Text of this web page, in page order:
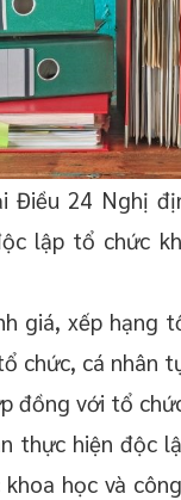
Điều 24 Nghị
lập tổ chức
giá, xếp hạng
chức, cá nhân
đồng với tổ
thực hiện độc
học và